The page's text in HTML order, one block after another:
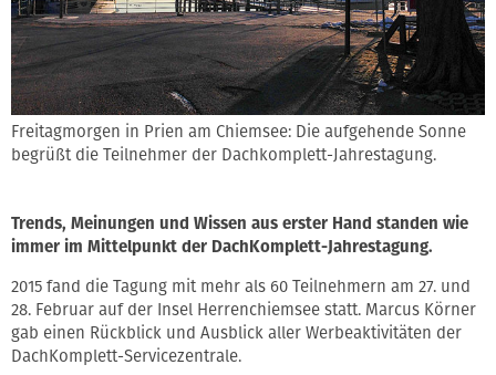
Freitagmorgen in Prien am Chiemsee: Die aufgehende Sonne
begrüßt die Teilnehmer der Dachkomplett-Jahrestagung.
Trends, Meinungen und Wissen aus erster Hand standen wie
immer im Mittelpunkt der DachKomplett-Jahrestagung.
2015 fand die Tagung mit mehr als 60 Teilnehmern am 27. und
28. Februar auf der Insel Herrenchiemsee statt. Marcus Körner
gab einen Rückblick und Ausblick aller Werbeaktivitäten der
DachKomplett-Servicezentrale.